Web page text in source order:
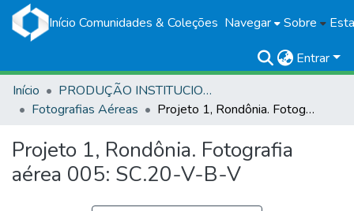
Início Comunidades & Coleções Navegar Sobre
Entrar
Início
PRODUÇÃO INSTITUCIONAL
Fotografias Aéreas
Projeto 1, Rondônia. Fotografia aérea 005: SC.20-V-B-V
Projeto 1, Rondônia. Fotografia
aérea 005: SC.20-V-B-V